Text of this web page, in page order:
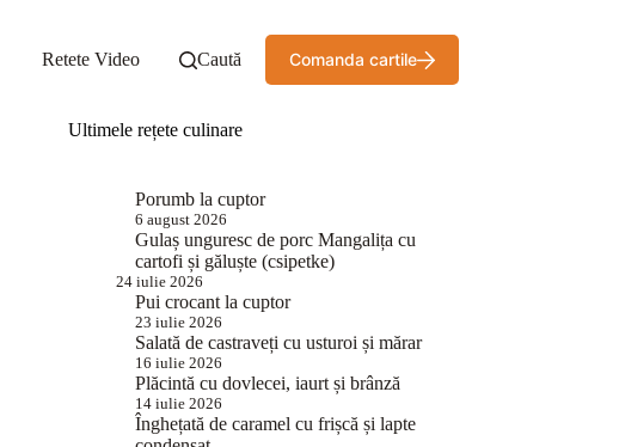
Retete Video Caută Comanda cartile
Ultimele rețete culinare
Porumb la cuptor
6 august 2026
Gulaș unguresc de porc Mangalița cu
cartofi și găluște (csipetke)
24 iulie 2026
Pui crocant la cuptor
23 iulie 2026
Salată de castraveți cu usturoi și mărar
16 iulie 2026
Plăcintă cu dovlecei, iaurt și brânză
14 iulie 2026
Înghețată de caramel cu frișcă și lapte